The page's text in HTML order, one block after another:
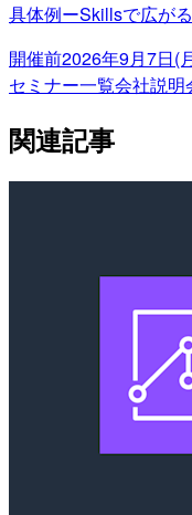
具体例ーSkillsで広が
開催前2026年9月7日(
セミナー一覧会社説明
関連記事